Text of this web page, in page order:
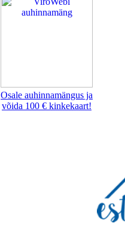
Osale auhinnamängus ja
võida 100 € kinkekaart!